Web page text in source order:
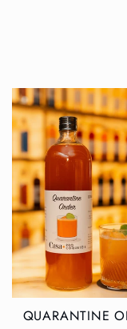
QUARANTINE